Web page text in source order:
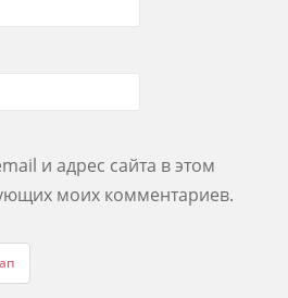
и адрес сайта в этом
моих комментариев.